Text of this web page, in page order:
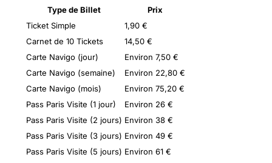
Type de Billet
Prix
Ticket Simple
1,90 €
Carnet de 10 Tickets
14,50 €
Carte Navigo (jour)
Environ 7,50 €
Carte Navigo (semaine)
Environ 22,80 €
Carte Navigo (mois)
Environ 75,20 €
Pass Paris Visite (1 jour)
Environ 26 €
Pass Paris Visite (2 jours) Environ 38 €
Pass Paris Visite (3 jours) Environ 49 €
Pass Paris Visite (5 jours) Environ 61 €